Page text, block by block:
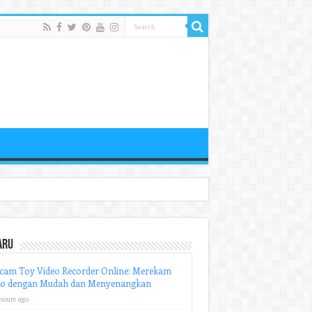
Toy Video Recorder Online: Merekam
dengan Mudah dan Menyenangkan
ago